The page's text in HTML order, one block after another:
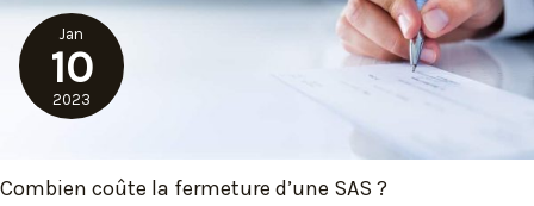
Jan
10
2023
Combien coûte la fermeture d’une SAS ?